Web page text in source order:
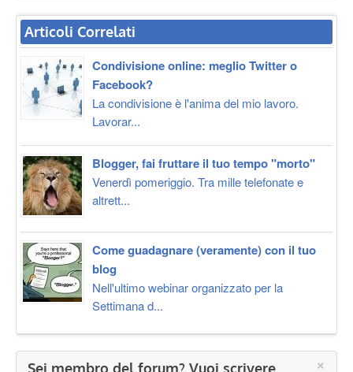
Articoli Correlati
Condivisione online: meglio Twitter o
Facebook?
La condivisione è l'anima del mio lavoro.
Lavorar...
Blogger, fai fruttare il tuo tempo "morto"
Venerdì pomeriggio. Tra mille telefonate e
altrett...
Come guadagnare (veramente) con il tuo
blog
Nell'ultimo webinar organizzato per la
Settimana d...
×
Sei membro del forum? Vuoi scrivere